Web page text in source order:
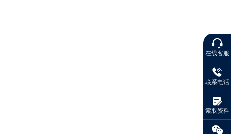
在线客服
联系电话
索取资料